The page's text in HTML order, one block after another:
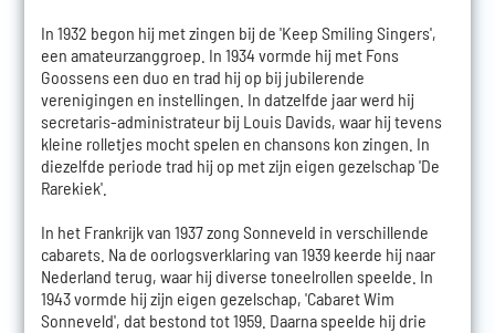
In 1932 begon hij met zingen bij de 'Keep Smiling Singers',
een amateurzanggroep. In 1934 vormde hij met Fons
Goossens een duo en trad hij op bij jubilerende
verenigingen en instellingen. In datzelfde jaar werd hij
secretaris-administrateur bij Louis Davids, waar hij tevens
kleine rolletjes mocht spelen en chansons kon zingen. In
diezelfde periode trad hij op met zijn eigen gezelschap 'De
Rarekiek'.
In het Frankrijk van 1937 zong Sonneveld in verschillende
cabarets. Na de oorlogsverklaring van 1939 keerde hij naar
Nederland terug, waar hij diverse toneelrollen speelde. In
1943 vormde hij zijn eigen gezelschap, 'Cabaret Wim
Sonneveld', dat bestond tot 1959. Daarna speelde hij drie